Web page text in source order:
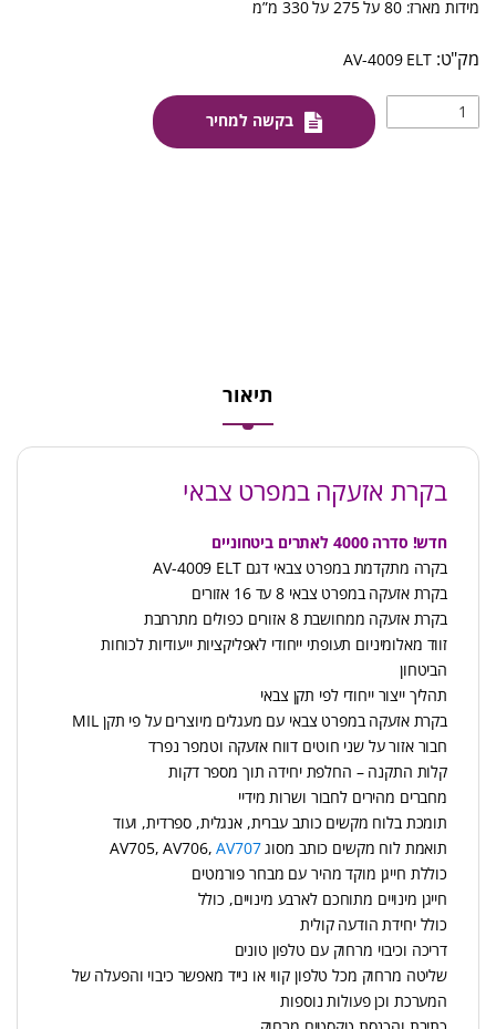
מידות מארז: 80 על 275 על 330 מ”מ
AV-4009 ELT
בקשה למחיר
תיאור
בקרת אזעקה במפרט צבאי
חדש! סדרה 4000 לאתרים ביטחוניים
בקרה מתקדמת במפרט צבאי דגם AV-4009 ELT
בקרת אזעקה במפרט צבאי 8 עד 16 אזורים
בקרת אזעקה ממחושבת 8 אזורים כפולים מתרחבת
זווד מאלומיניום תעופתי ייחודי לאפליקציות ייעודיות לכוחות
הביטחון
תהליך ייצור ייחודי לפי תקן צבאי
בקרת אזעקה במפרט צבאי עם מעגלים מיוצרים על פי תקן MIL
חבור אזור על שני חוטים דווח אזעקה וטמפר נפרד
קלות התקנה – החלפת יחידה תוך מספר דקות
מחברים מהירים לחבור ושרות מידיי
תומכת בלוח מקשים כותב עברית, אנגלית, ספרדית, ועוד
תואמת לוח מקשים כותב מסוג AV705, AV706,AV707
כוללת חייגן מוקד מהיר עם מבחר פורמטים
חייגן מינויים מתוחכם לארבע מינויים, כולל
כולל יחידת הודעה קולית
דריכה וכיבוי מרחוק עם טלפון טונים
שליטה מרחוק מכל טלפון קווי או נייד מאפשר כיבוי והפעלה של
המערכת וכן פעולות נוספות